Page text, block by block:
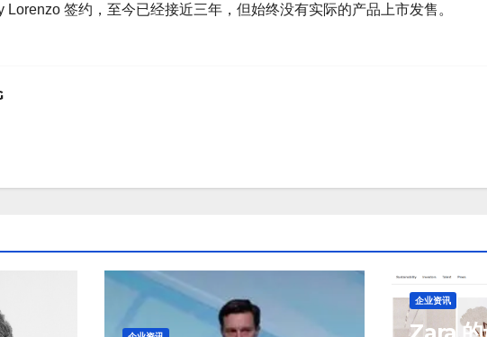
Lorenzo 签约，至今已经接近三年，但始终没有实际的产品上市发售。
企业资讯